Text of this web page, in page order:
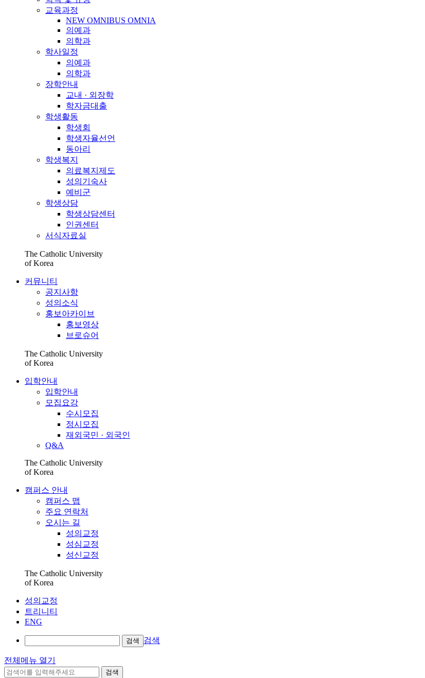
교육과정
NEW OMNIBUS OMNIA
의예과
의학과
학사일정
의예과
의학과
장학안내
교내 · 외장학
학자금대출
학생활동
학생회
학생자율선언
동아리
학생복지
의료복지제도
성의기숙사
예비군
학생상담
학생상담센터
인권센터
서식자료실
The Catholic University
of Korea
커뮤니티
공지사항
성의소식
홍보아카이브
홍보영상
브로슈어
The Catholic University
of Korea
입학안내
입학안내
모집요강
수시모집
정시모집
재외국민 · 외국인
Q&A
The Catholic University
of Korea
캠퍼스 안내
캠퍼스 맵
주요 연락처
오시는 길
성의교정
성심교정
성신교정
The Catholic University
of Korea
성의교정
트리니티
ENG
검색 검색
전체메뉴 열기
검색